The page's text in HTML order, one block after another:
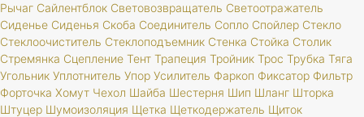
Рычаг Сайлентблок Световозвращатель Светоотражатель
Сиденье Сиденья Скоба Соединитель Сопло Спойлер Стекло
Стеклоочиститель Стеклоподъемник Стенка Стойка Столик
Стремянка Сцепление Тент Трапеция Тройник Трос Трубка Тяга
Угольник Уплотнитель Упор Усилитель Фаркоп Фиксатор Фильтр
Форточка Хомут Чехол Шайба Шестерня Шип Шланг Шторка
Штуцер Шумоизоляция Щетка Щеткодержатель Щиток